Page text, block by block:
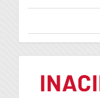
logo